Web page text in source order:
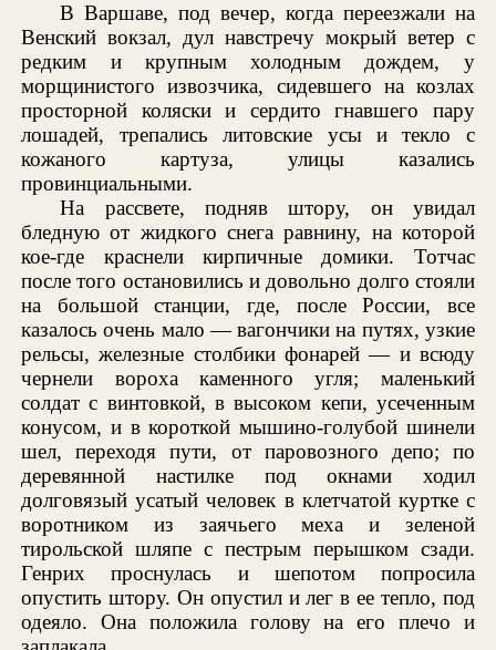
В Варшаве, под вечер, когда переезжали на
Венский вокзал, дул навстречу мокрый ветер с
редким и крупным холодным дождем, у
морщинистого извозчика, сидевшего на козлах
просторной коляски и сердито гнавшего пару
лошадей, трепались литовские усы и текло с
кожаного картуза, улицы казались
провинциальными.
На рассвете, подняв штору, он увидал
бледную от жидкого снега равнину, на которой
кое-где краснели кирпичные домики. Тотчас
после того остановились и довольно долго стояли
на большой станции, где, после России, все
казалось очень мало — вагончики на путях, узкие
рельсы, железные столбики фонарей — и всюду
чернели вороха каменного угля; маленький
солдат с винтовкой, в высоком кепи, усеченным
конусом, и в короткой мышино-голубой шинели
шел, переходя пути, от паровозного депо; по
деревянной настилке под окнами ходил
долговязый усатый человек в клетчатой куртке с
воротником из заячьего меха и зеленой
тирольской шляпе с пестрым перышком сзади.
Генрих проснулась и шепотом попросила
опустить штору. Он опустил и лег в ее тепло, под
одеяло. Она положила голову на его плечо и